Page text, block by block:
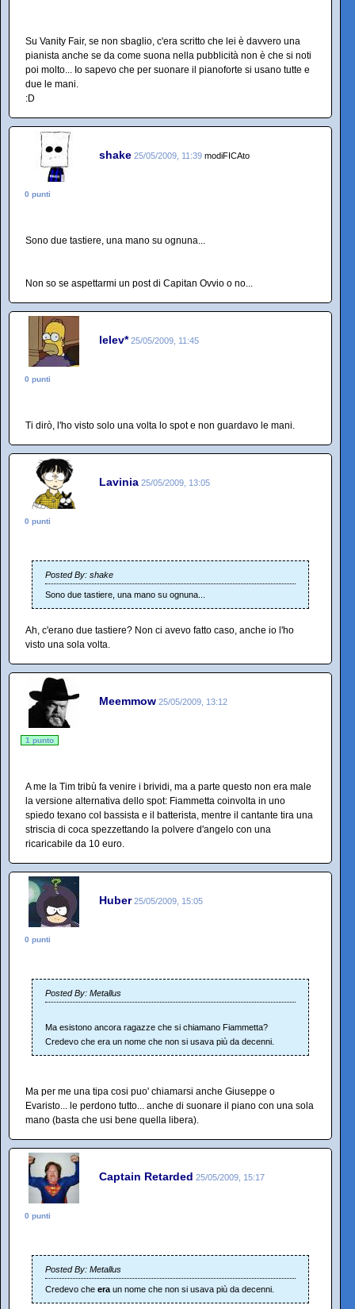
Su Vanity Fair, se non sbaglio, c'era scritto che lei è davvero una
pianista anche se da come suona nella pubblicità non è che si noti
poi molto... Io sapevo che per suonare il pianoforte si usano tutte e
due le mani.
:D
shake 25/05/2009, 11:39 modiFICAto
0 punti
Sono due tastiere, una mano su ognuna...
Non so se aspettarmi un post di Capitan Ovvio o no...
lelev* 25/05/2009, 11:45
0 punti
Ti dirò, l'ho visto solo una volta lo spot e non guardavo le mani.
Lavinia 25/05/2009, 13:05
0 punti
Posted By: shake
Sono due tastiere, una mano su ognuna...
Ah, c'erano due tastiere? Non ci avevo fatto caso, anche io l'ho
visto una sola volta.
Meemmow 25/05/2009, 13:12
1 punto
A me la Tim tribù fa venire i brividi, ma a parte questo non era male
la versione alternativa dello spot: Fiammetta coinvolta in uno
spiedo texano col bassista e il batterista, mentre il cantante tira una
striscia di coca spezzettando la polvere d'angelo con una
ricaricabile da 10 euro.
Huber 25/05/2009, 15:05
0 punti
Posted By: Metallus
Ma esistono ancora ragazze che si chiamano Fiammetta?
Credevo che era un nome che non si usava più da decenni.
Ma per me una tipa cosi puo' chiamarsi anche Giuseppe o
Evaristo... le perdono tutto... anche di suonare il piano con una sola
mano (basta che usi bene quella libera).
Captain Retarded 25/05/2009, 15:17
0 punti
Posted By: Metallus
Credevo che era un nome che non si usava più da decenni.